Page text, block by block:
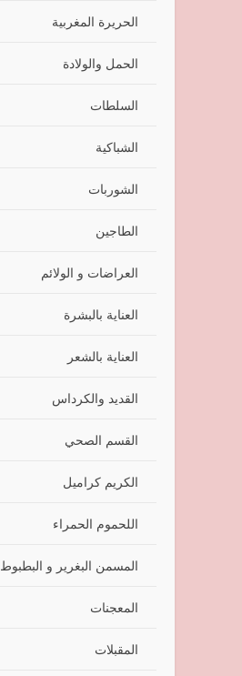
الحريرة المغربية
الحمل والولادة
السلطات
الشباكية
الشوربات
الطاجين
العراضات و الولائم
العناية بالبشرة
العناية بالشعر
القديد والكرداس
القسم الصحي
الكريم كراميل
اللحموم الحمراء
المسمن البغرير و البطبوط
المعجنات
المقبلات